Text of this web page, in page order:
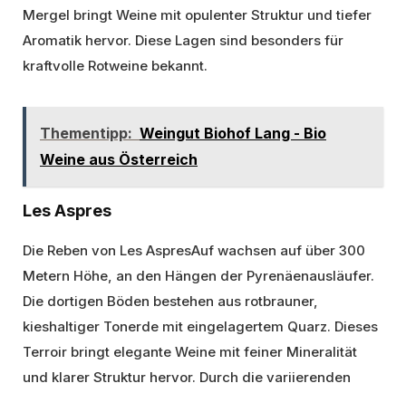
Mergel bringt Weine mit opulenter Struktur und tiefer
Aromatik hervor. Diese Lagen sind besonders für
kraftvolle Rotweine bekannt.
Thementipp: Weingut Biohof Lang - Bio
Weine aus Österreich
Les Aspres
Die Reben von Les AspresAuf wachsen auf über 300
Metern Höhe, an den Hängen der Pyrenäenausläufer.
Die dortigen Böden bestehen aus rotbrauner,
kieshaltiger Tonerde mit eingelagertem Quarz. Dieses
Terroir bringt elegante Weine mit feiner Mineralität
und klarer Struktur hervor. Durch die variierenden